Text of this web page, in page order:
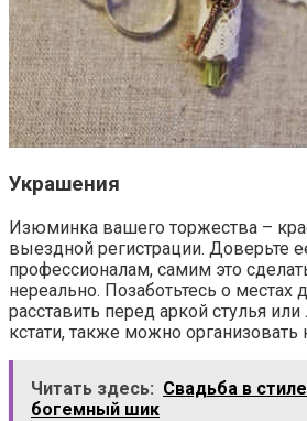
Украшения
Изюминка вашего торжества –
выездной регистрации. Доверьте
профессионалам, самим это
нереально. Позаботьтесь о местах
расставить перед аркой стулья
кстати, также можно
Читать здесь: Свадьба в
богемный шик